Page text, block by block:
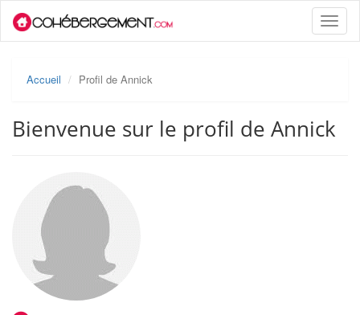
Toggle
Accueil Profil de Annick
Bienvenue sur le profil de Annick